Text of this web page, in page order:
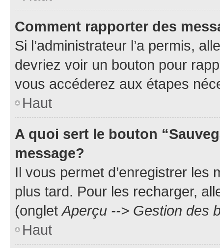
Comment rapporter des
Si l’administrateur l’a permis,
devriez voir un bouton pour
vous accéderez aux étapes
Haut
A quoi sert le bouton
message?
Il vous permet d’enregistrer
plus tard. Pour les recharger,
(ongletAperçu --> Gestion des
Haut